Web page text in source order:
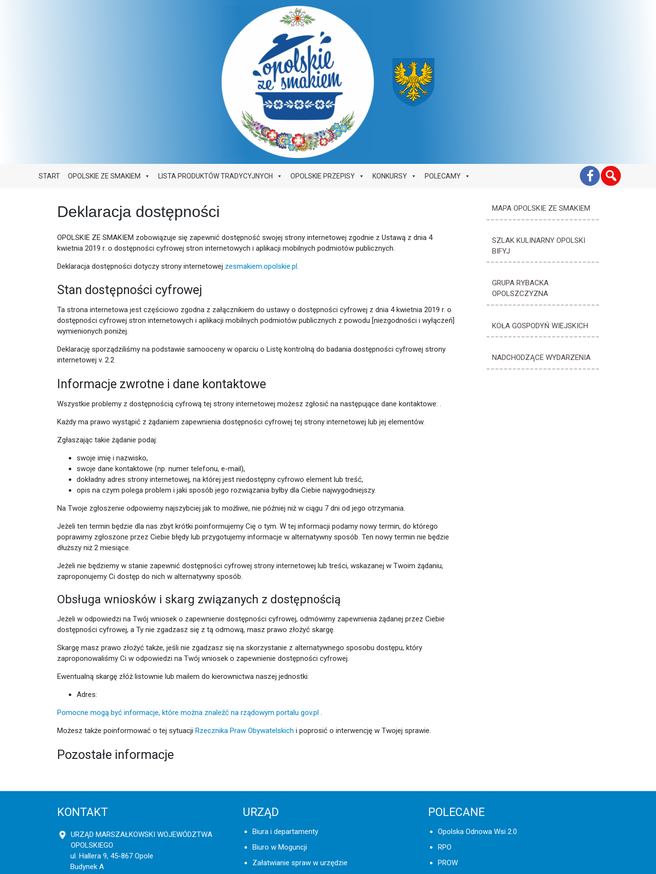
START OPOLSKIE ZE SMAKIEM LISTA PRODUKTÓW TRADYCYJNYCH OPOLSKIE PRZEPISY KONKURSY POLECAMY
Deklaracja dostępności
OPOLSKIE ZE SMAKIEM zobowiązuje się zapewnić dostępność swojej strony internetowej zgodnie z Ustawą z dnia 4
kwietnia 2019 r. o dostępności cyfrowej stron internetowych i aplikacji mobilnych podmiotów publicznych.
Deklaracja dostępności dotyczy strony internetowej zesmakiem.opolskie.pl.
Stan dostępności cyfrowej
Ta strona internetowa jest częściowo zgodna z załącznikiem do ustawy o dostępności cyfrowej z dnia 4 kwietnia 2019 r. o
dostępności cyfrowej stron internetowych i aplikacji mobilnych podmiotów publicznych z powodu [niezgodności i wyłączeń]
wymienionych poniżej.
Deklarację sporządziliśmy na podstawie samooceny w oparciu o Listę kontrolną do badania dostępności cyfrowej strony
internetowej v. 2.2
Informacje zwrotne i dane kontaktowe
Wszystkie problemy z dostępnością cyfrową tej strony internetowej możesz zgłosić na następujące dane kontaktowe: .
Każdy ma prawo wystąpić z żądaniem zapewnienia dostępności cyfrowej tej strony internetowej lub jej elementów.
Zgłaszając takie żądanie podaj:
swoje imię i nazwisko,
swoje dane kontaktowe (np. numer telefonu, e-mail),
dokładny adres strony internetowej, na której jest niedostępny cyfrowo element lub treść,
opis na czym polega problem i jaki sposób jego rozwiązania byłby dla Ciebie najwygodniejszy.
Na Twoje zgłoszenie odpowiemy najszybciej jak to możliwe, nie później niż w ciągu 7 dni od jego otrzymania.
Jeżeli ten termin będzie dla nas zbyt krótki poinformujemy Cię o tym. W tej informacji podamy nowy termin, do którego
poprawimy zgłoszone przez Ciebie błędy lub przygotujemy informacje w alternatywny sposób. Ten nowy termin nie będzie
dłuższy niż 2 miesiące.
Jeżeli nie będziemy w stanie zapewnić dostępności cyfrowej strony internetowej lub treści, wskazanej w Twoim żądaniu,
zaproponujemy Ci dostęp do nich w alternatywny sposób.
Obsługa wniosków i skarg związanych z dostępnością
Jeżeli w odpowiedzi na Twój wniosek o zapewnienie dostępności cyfrowej, odmówimy zapewnienia żądanej przez Ciebie
dostępności cyfrowej, a Ty nie zgadzasz się z tą odmową, masz prawo złożyć skargę.
Skargę masz prawo złożyć także, jeśli nie zgadzasz się na skorzystanie z alternatywnego sposobu dostępu, który
zaproponowaliśmy Ci w odpowiedzi na Twój wniosek o zapewnienie dostępności cyfrowej.
Ewentualną skargę złóż listownie lub mailem do kierownictwa naszej jednostki:
Adres:
Pomocne mogą być informacje, które można znaleźć na rządowym portalu gov.pl .
Możesz także poinformować o tej sytuacji Rzecznika Praw Obywatelskich i poprosić o interwencję w Twojej sprawie.
Pozostałe informacje
MAPA OPOLSKIE ZE SMAKIEM
SZLAK KULINARNY OPOLSKI
BIFYJ
GRUPA RYBACKA
OPOLSZCZYZNA
KOŁA GOSPODYŃ WIEJSKICH
NADCHODZĄCE WYDARZENIA
KONTAKT
URZĄD MARSZAŁKOWSKI WOJEWÓDZTWA
OPOLSKIEGO
ul. Hallera 9, 45-867 Opole
Budynek A
URZĄD
Biura i departamenty
Biuro w Moguncji
Załatwianie spraw w urzędzie
POLECANE
Opolska Odnowa Wsi 2.0
RPO
PROW